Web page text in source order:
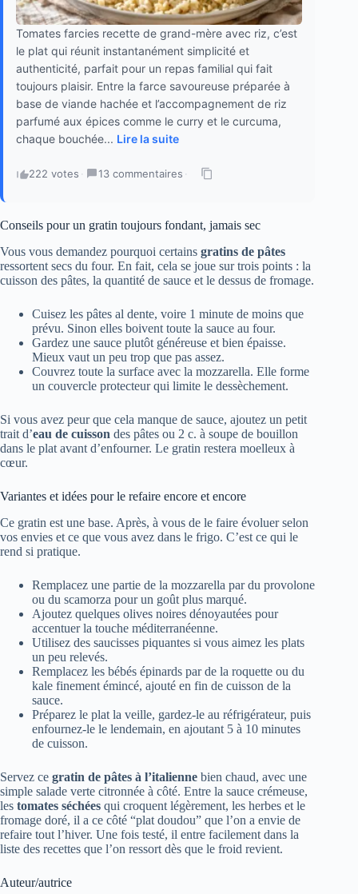
Tomates farcies recette de grand-mère avec riz, c’est
le plat qui réunit instantanément simplicité et
authenticité, parfait pour un repas familial qui fait
toujours plaisir. Entre la farce savoureuse préparée à
base de viande hachée et l’accompagnement de riz
parfumé aux épices comme le curry et le curcuma,
chaque bouchée... Lire la suite
222 votes · 13 commentaires ·
Conseils pour un gratin toujours fondant, jamais sec
Vous vous demandez pourquoi certains gratins de pâtes
ressortent secs du four. En fait, cela se joue sur trois points : la
cuisson des pâtes, la quantité de sauce et le dessus de fromage.
Cuisez les pâtes al dente, voire 1 minute de moins que
prévu. Sinon elles boivent toute la sauce au four.
Gardez une sauce plutôt généreuse et bien épaisse.
Mieux vaut un peu trop que pas assez.
Couvrez toute la surface avec la mozzarella. Elle forme
un couvercle protecteur qui limite le dessèchement.
Si vous avez peur que cela manque de sauce, ajoutez un petit
trait d’eau de cuisson des pâtes ou 2 c. à soupe de bouillon
dans le plat avant d’enfourner. Le gratin restera moelleux à
cœur.
Variantes et idées pour le refaire encore et encore
Ce gratin est une base. Après, à vous de le faire évoluer selon
vos envies et ce que vous avez dans le frigo. C’est ce qui le
rend si pratique.
Remplacez une partie de la mozzarella par du provolone
ou du scamorza pour un goût plus marqué.
Ajoutez quelques olives noires dénoyautées pour
accentuer la touche méditerranéenne.
Utilisez des saucisses piquantes si vous aimez les plats
un peu relevés.
Remplacez les bébés épinards par de la roquette ou du
kale finement émincé, ajouté en fin de cuisson de la
sauce.
Préparez le plat la veille, gardez-le au réfrigérateur, puis
enfournez-le le lendemain, en ajoutant 5 à 10 minutes
de cuisson.
Servez ce gratin de pâtes à l’italienne bien chaud, avec une
simple salade verte citronnée à côté. Entre la sauce crémeuse,
les tomates séchées qui croquent légèrement, les herbes et le
fromage doré, il a ce côté “plat doudou” que l’on a envie de
refaire tout l’hiver. Une fois testé, il entre facilement dans la
liste des recettes que l’on ressort dès que le froid revient.
Auteur/autrice